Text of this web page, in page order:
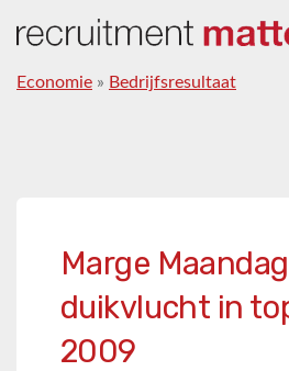
Economie » Bedrijfsresultaat
Marge
duikvlucht in
2009